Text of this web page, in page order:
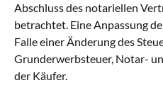
Abschluss des notariellen
betrachtet. Eine Anpassung
Falle einer Änderung des
Grunderwerbsteuer, Notar-
der Käufer.